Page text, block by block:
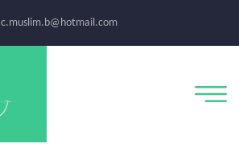
c.muslim.b@hotmail.com